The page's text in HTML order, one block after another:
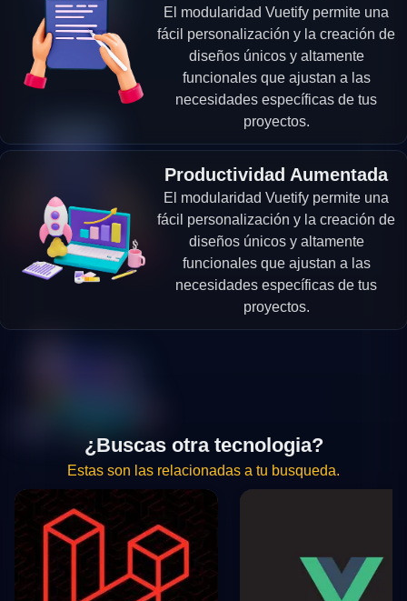
El modularidad Vuetify permite una
fácil personalización y la creación de
diseños únicos y altamente
funcionales que ajustan a las
necesidades específicas de tus
proyectos.
Productividad Aumentada
El modularidad Vuetify permite una
fácil personalización y la creación de
diseños únicos y altamente
funcionales que ajustan a las
necesidades específicas de tus
proyectos.
¿Buscas otra tecnologia?
Estas son las relacionadas a tu busqueda.